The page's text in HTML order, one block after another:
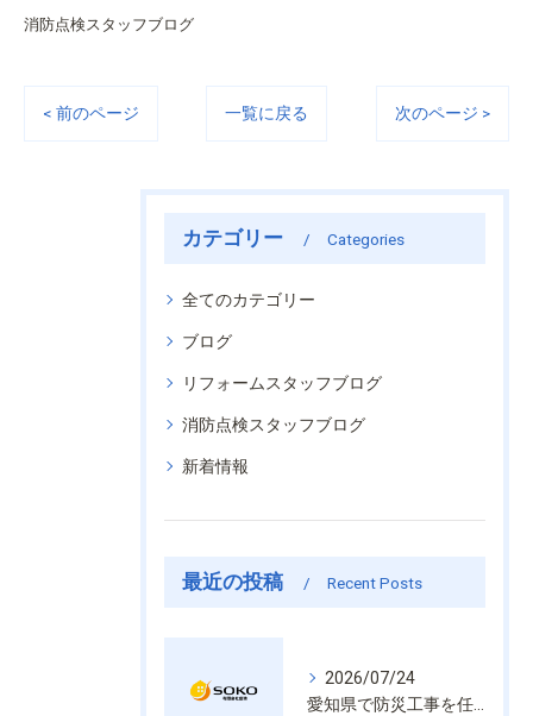
消防点検スタッフブログ
< 前のページ 一覧に戻る 次のページ >
カテゴリー Categories
全てのカテゴリー
ブログ
リフォームスタッフブログ
消防点検スタッフブログ
新着情報
最近の投稿 Recent Posts
2026/07/24